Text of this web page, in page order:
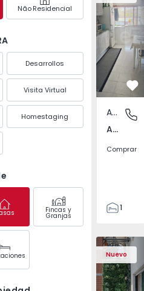
Não Residencial
Desarrollos
Visita Virtual
Homestaging
Fincas y
Granjas
Apartamento
Arcozelo, Porto
Comprar
1
73
81
1
2
Nuevo
Apartamento T3